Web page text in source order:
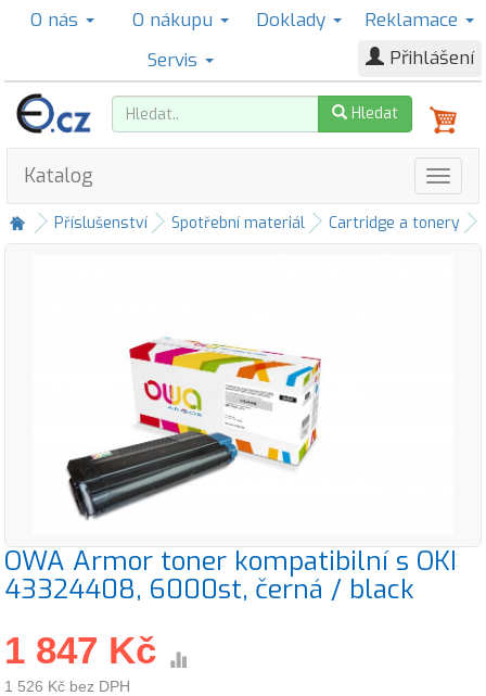
O nás O nákupu Doklady
Reklamace
Servis
Přihlášení
Hledat
Katalog
Příslušenství Spotřební materiál Cartridge a tonery
OWA Armor toner kompatibilní s OKI
43324408, 6000st, černá / black
1 847 Kč
1 526 Kč bez DPH